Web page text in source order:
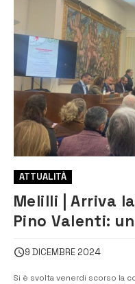
ATTUALITÀ
Melilli | Arriva
Pino Valenti:
9 DICEMBRE 2024
Si è svolta venerdi scorso la